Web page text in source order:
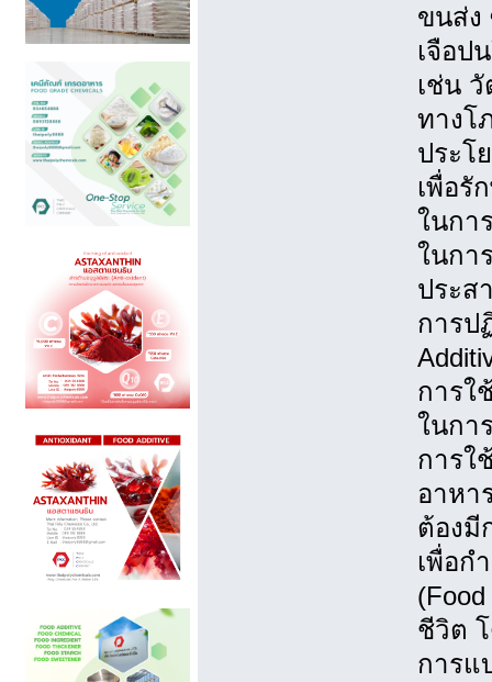
ขนส่ง
เจือป
เช่น
ทางโ
ประโ
เพื่อรั
ในกา
ในกา
ประส
การป
การใ
ในกา
การใ
อาหา
ต้องมี
เพื่อก
ชีวิต
การแ